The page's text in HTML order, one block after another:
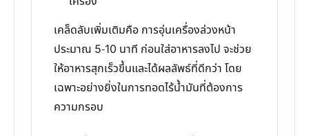
เคล็ดลับเพิ่มเติมคือ การอุ่นเครื่องล่วงหน้า
ประมาณ 5-10 นาที ก่อนใส่อาหารลงไป จะช่วย
ให้อาหารสุกเร็วขึ้นและได้ผลลัพธ์ที่ดีกว่า โดย
เฉพาะอย่างยิ่งในการทอดไร้น้ำมันที่ต้องการ
ความกรอบ